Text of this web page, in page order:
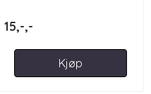
15,-,-
Kjøp